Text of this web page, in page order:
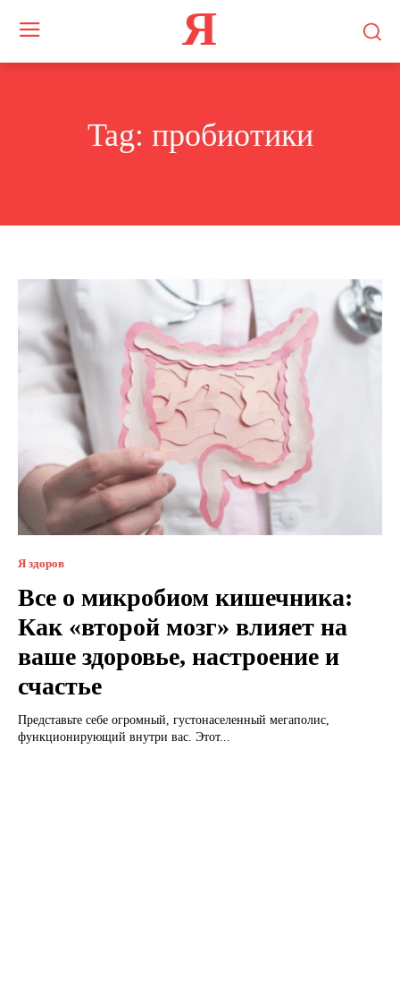
Я
Tag: пробиотики
Я здоров
Все о микробиом кишечника:
Как «второй мозг» влияет на
ваше здоровье, настроение и
счастье
Представьте себе огромный, густонаселенный мегаполис,
функционирующий внутри вас. Этот...